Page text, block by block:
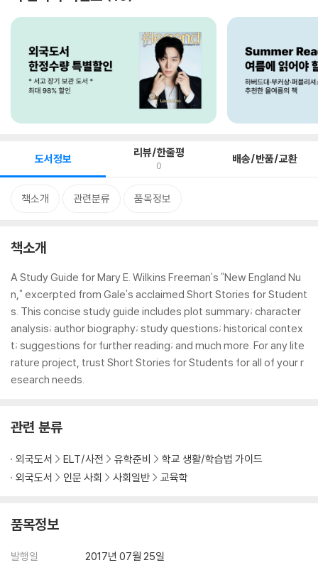
도서정보 리뷰/한줄평
0 배송/반품/교환
책소개 관련분류 품목정보
책소개
A Study Guide for Mary E. Wilkins Freeman's "New England Nu
n," excerpted from Gale's acclaimed Short Stories for Student
s. This concise study guide includes plot summary; character
analysis; author biography; study questions; historical contex
t; suggestions for further reading; and much more. For any lite
rature project, trust Short Stories for Students for all of your r
esearch needs.
관련 분류
외국도서 ELT/사전 유학준비
학교 생활/학습법 가이드
외국도서
인문 사회 사회일반 교육학
품목정보
발행일
2017년 07월 25일